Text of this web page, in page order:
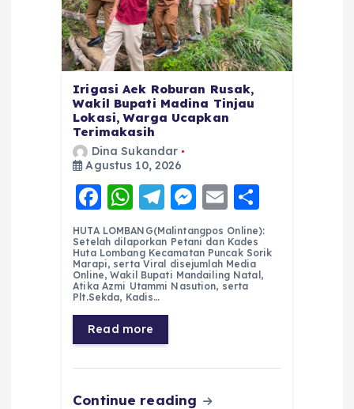
Irigasi Aek Roburan Rusak,
Wakil Bupati Madina Tinjau
Lokasi, Warga Ucapkan
Terimakasih
Dina Sukandar
Agustus 10, 2026
F
a
c
e
b
o
o
k
W
h
a
ts
A
p
p
T
el
e
g
r
a
m
M
e
ss
e
n
E
m
ai
l
h
a
re
HUTA LOMBANG(Malintangpos Online):
Setelah dilaporkan Petani dan Kades
Huta Lombang Kecamatan Puncak Sorik
Marapi, serta Viral disejumlah Media
Online, Wakil Bupati Mandailing Natal,
Atika Azmi Utammi Nasution, serta
Plt.Sekda, Kadis…
Read more
Continue reading